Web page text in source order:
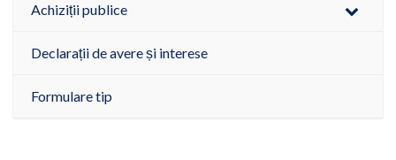
Achiziții publice
Declarații de avere și interese
Formulare tip